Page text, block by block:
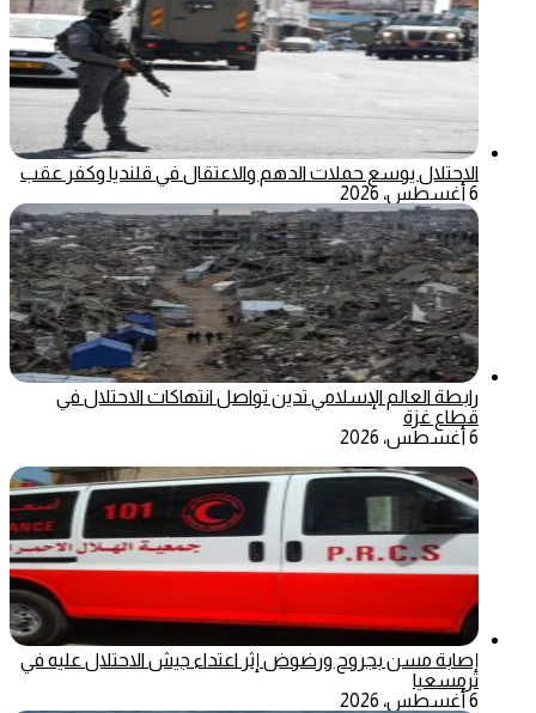
الاحتلال يوسع حملات الدهم والاعتقال في قلنديا وكفر عقب
6 أغسطس، 2026
رابطة العالم الإسلامي تدين تواصل انتهاكات الاحتلال في
قطاع غزة
6 أغسطس، 2026
إصابة مسن بجروح ورضوض إثر اعتداء جيش الاحتلال عليه في
ترمسعيا
6 أغسطس، 2026